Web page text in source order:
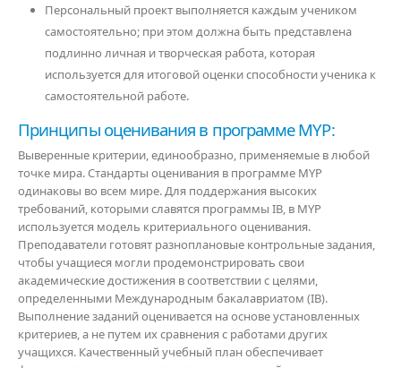
Персональный проект выполняется каждым учеником
самостоятельно; при этом должна быть представлена
подлинно личная и творческая работа, которая
используется для итоговой оценки способности ученика к
самостоятельной работе.
Принципы оценивания в программе MYP:
Выверенные критерии, единообразно, применяемые в любой
точке мира.Стандарты оценивания в программе MYP
одинаковы во всем мире. Для поддержания высоких
требований, которыми славятся программы IB, в MYP
используется модель критериального оценивания.
Преподаватели готовят разноплановые контрольные задания,
чтобы учащиеся могли продемонстрировать свои
академические достижения в соответствии с целями,
определенными Международным бакалавриатом (IB).
Выполнение заданий оценивается на основе установленных
критериев, а не путем их сравнения с работами других
учащихся. Качественный учебный план обеспечивает